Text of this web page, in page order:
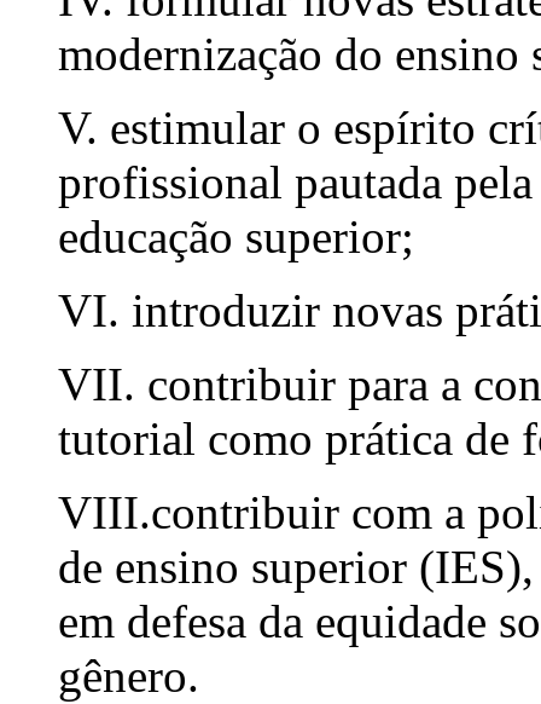
modernização do ensino
V. estimular o espírito
profissional pautada
educação superior;
VI. introduzir novas
VII. contribuir para a
tutorial como prática de
VIII.contribuir com a
de ensino superior
em defesa da equidade
gênero.